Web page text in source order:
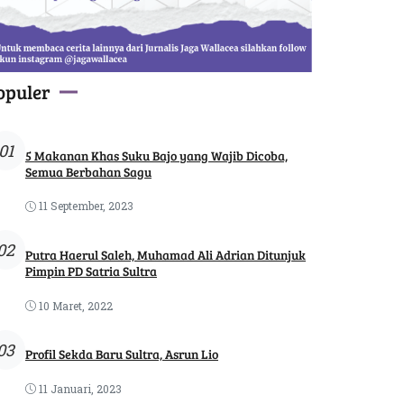
5 Makanan Khas Suku Bajo yang Wajib Dicoba,
Semua Berbahan Sagu
11 September, 2023
Putra Haerul Saleh, Muhamad Ali Adrian Ditunjuk
Pimpin PD Satria Sultra
10 Maret, 2022
Profil Sekda Baru Sultra, Asrun Lio
11 Januari, 2023